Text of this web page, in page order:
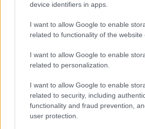
device identifiers in apps.
I want to allow Google to enable
related to functionality of the website
I want to allow Google to enable
related to personalization.
I want to allow Google to enable
related to security, including
functionality and fraud prevention,
user protection.
Contatti
Privacy Policy
Cookie Policy